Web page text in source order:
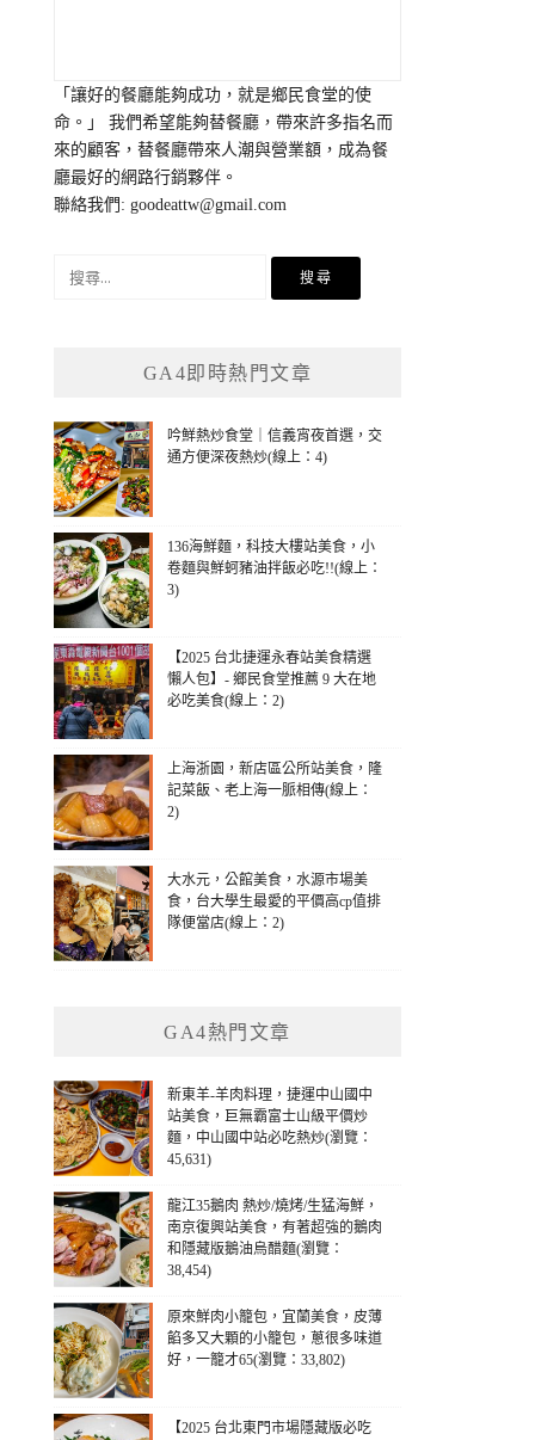
「讓好的餐廳能夠成功，就是鄉民食堂的使
命。」 我們希望能夠替餐廳，帶來許多指名而
來的顧客，替餐廳帶來人潮與營業額，成為餐
廳最好的網路行銷夥伴。
聯絡我們:goodeattw@gmail.com
GA4即時熱門文章
吟鮮熱炒食堂｜信義宵夜首選，交
通方便深夜熱炒(線上：4)
136海鮮麵，科技大樓站美食，小
卷麵與鮮蚵豬油拌飯必吃!!(線上：
3)
【2025 台北捷運永春站美食精選
懶人包】- 鄉民食堂推薦 9 大在地
必吃美食(線上：2)
上海浙園，新店區公所站美食，隆
記菜飯、老上海一脈相傳(線上：
2)
大水元，公館美食，水源市場美
食，台大學生最愛的平價高cp值排
隊便當店(線上：2)
GA4熱門文章
新東羊-羊肉料理，捷運中山國中
站美食，巨無霸富士山級平價炒
麵，中山國中站必吃熱炒(瀏覽：
45,631)
龍江35鵝肉 熱炒/燒烤/生猛海鮮，
南京復興站美食，有著超強的鵝肉
和隱藏版鵝油烏醋麵(瀏覽：
38,454)
原來鮮肉小籠包，宜蘭美食，皮薄
餡多又大顆的小籠包，蔥很多味道
好，一籠才65(瀏覽：33,802)
【2025 台北東門市場隱藏版必吃